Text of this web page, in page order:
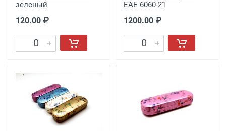
зеленый
120.00 ₽
EAE 6060-21
1200.00 ₽